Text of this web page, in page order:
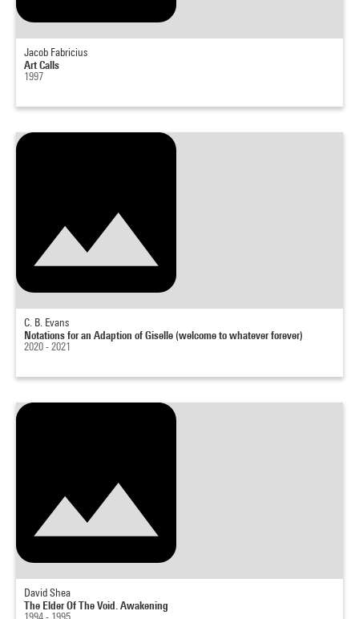
Jacob Fabricius
Art Calls
1997
C. B. Evans
Notations for an Adaption of Giselle (welcome to whatever forever)
2020 - 2021
David Shea
The Elder Of The Void. Awakening